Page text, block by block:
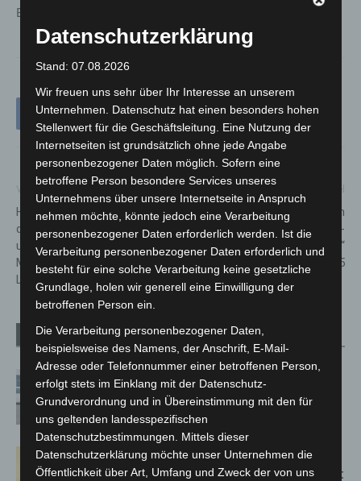
Ermittlungen.
Hausrotschwanz ist „Vogel
des Jahres 2025“ – Vortrag
und NABU-
Mitgliederversammlung in
Langenhagen
Erlebnis-Zoo erreicht zweiten
Platz beim Parkscout-
Publikums-Award „Bester Zoo“
2024/25
Verwandte Artikel Mehr vom Autor
Niedersachsen: Feuerwehrkräfte
kehren nach Waldbrandeinsatz aus
Spanien zurück
Hannover: Erste Tigermücken-
Population in Niedersachsen entdeckt
Datenschutzerklärung
Stand: 07.08.2026
Wir freuen uns sehr über Ihr Interesse an unserem
Unternehmen. Datenschutz hat einen besonders hohen
Stellenwert für die Geschäftsleitung. Eine Nutzung der
Internetseiten ist grundsätzlich ohne jede Angabe
personenbezogener Daten möglich. Sofern eine
betroffene Person besondere Services unseres
Unternehmens über unsere Internetseite in Anspruch
nehmen möchte, könnte jedoch eine Verarbeitung
personenbezogener Daten erforderlich werden. Ist die
Verarbeitung personenbezogener Daten erforderlich und
besteht für eine solche Verarbeitung keine gesetzliche
Grundlage, holen wir generell eine Einwilligung der
betroffenen Person ein.
Die Verarbeitung personenbezogener Daten,
beispielsweise des Namens, der Anschrift, E-Mail-
Adresse oder Telefonnummer einer betroffenen Person,
erfolgt stets im Einklang mit der Datenschutz-
Grundverordnung und in Übereinstimmung mit den für
uns geltenden landesspezifischen
Datenschutzbestimmungen. Mittels dieser
Datenschutzerklärung möchte unser Unternehmen die
Öffentlichkeit über Art, Umfang und Zweck der von uns